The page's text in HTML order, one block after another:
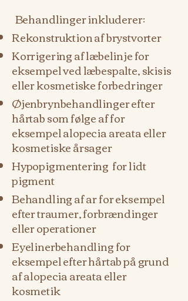
Behandlinger inkluderer:
Rekonstruktion af brystvorter
Korrigering af læbelinje for
eksempel ved læbespalte, skisis
eller kosmetiske forbedringer
Øjenbrynbehandlinger efter
hårtab som følge af for
eksempel alopecia areata eller
kosmetiske årsager
Hypopigmentering for lidt
pigment
Behandling af ar for eksempel
efter traumer, forbrændinger
eller operationer
Eyelinerbehandling for
eksempel efter hårtab på grund
af alopecia areata eller
kosmetik